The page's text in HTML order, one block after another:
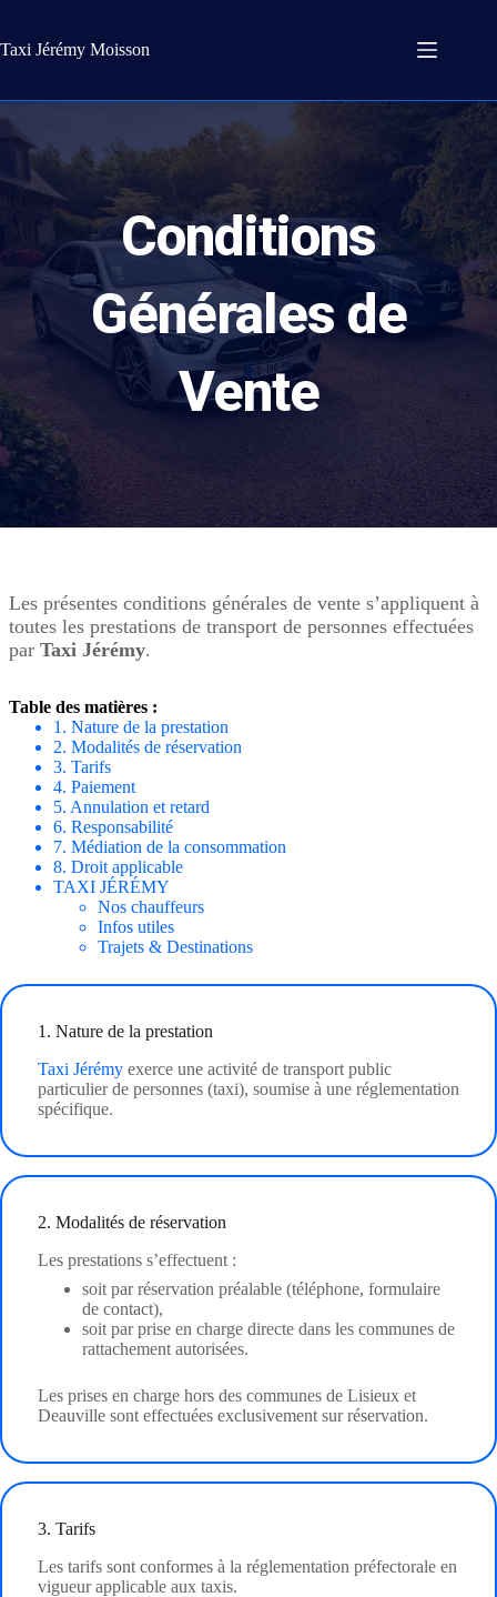
contenu
Taxi Jérémy Moisson
Conditions
Générales de
Vente
Les présentes conditions générales de vente s’appliquent à
toutes les prestations de transport de personnes effectuées
par Taxi Jérémy.
Table des matières :
1. Nature de la prestation
2. Modalités de réservation
3. Tarifs
4. Paiement
5. Annulation et retard
6. Responsabilité
7. Médiation de la consommation
8. Droit applicable
TAXI JÉRÉMY
Nos chauffeurs
Infos utiles
Trajets & Destinations
1. Nature de la prestation
Taxi Jérémy exerce une activité de transport public
particulier de personnes (taxi), soumise à une réglementation
spécifique.
2. Modalités de réservation
Les prestations s’effectuent :
soit par réservation préalable (téléphone, formulaire
de contact),
soit par prise en charge directe dans les communes de
rattachement autorisées.
Les prises en charge hors des communes de Lisieux et
Deauville sont effectuées exclusivement sur réservation.
3. Tarifs
Les tarifs sont conformes à la réglementation préfectorale en
vigueur applicable aux taxis.